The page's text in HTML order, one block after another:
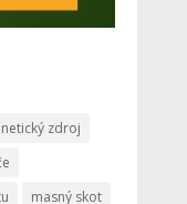
zdroj
masný skot